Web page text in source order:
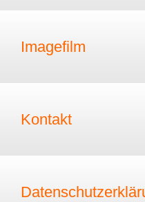
Imagefilm
Kontakt